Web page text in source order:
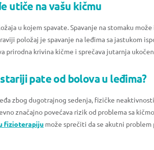
utiče na vašu kičmu
u kojem spavate. Spavanje na stomaku
položaj je spavanje na leđima sa jastukom
prirodna krivina kičme i sprečava jutarnja
pate od bolova u leđima?
zbog dugotrajnog sedenja, fizičke
značajno povećava rizik od problema sa
fizioterapiju može sprečiti da se akutni problem